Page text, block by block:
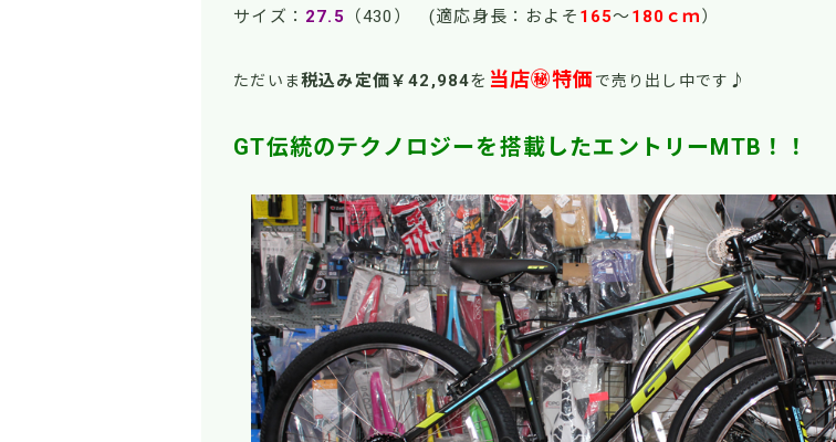
サイズ： 27.5 （430） (適応身長：およそ 165～180ｃｍ）
ただいま税込み定価￥42 ,984を 当店㊙特価で売り出し中です ♪
GT伝統のテクノロジーを搭載したエントリーMTB！！